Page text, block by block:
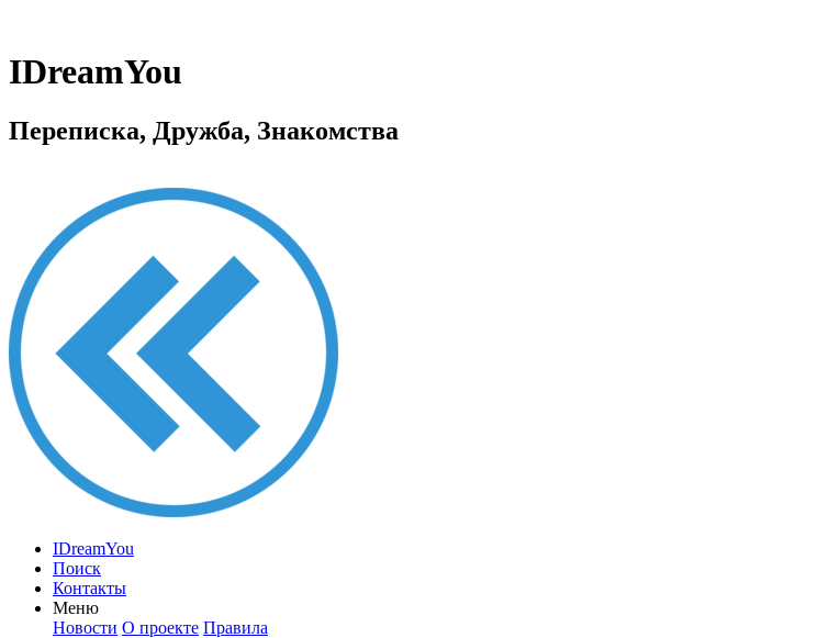
IDreamYou
Переписка, Дружба, Знакомства
IDreamYou
Поиск
Контакты
Меню
Новости О проекте Правила